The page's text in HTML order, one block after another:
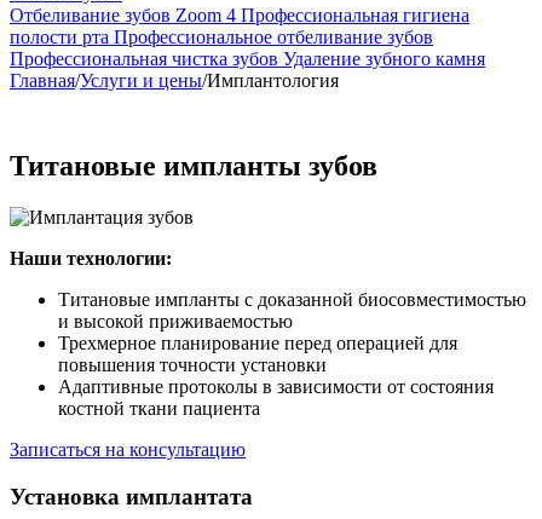
Отбеливание зубов Zoom 4 Профессиональная гигиена
полости рта Профессиональное отбеливание зубов
Профессиональная чистка зубов Удаление зубного камня
Главная/Услуги и цены/Имплантология
Титановые импланты зубов
Наши технологии:
Титановые импланты с доказанной биосовместимостью
и высокой приживаемостью
Трехмерное планирование перед операцией для
повышения точности установки
Адаптивные протоколы в зависимости от состояния
костной ткани пациента
Записаться на консультацию
Установка имплантата